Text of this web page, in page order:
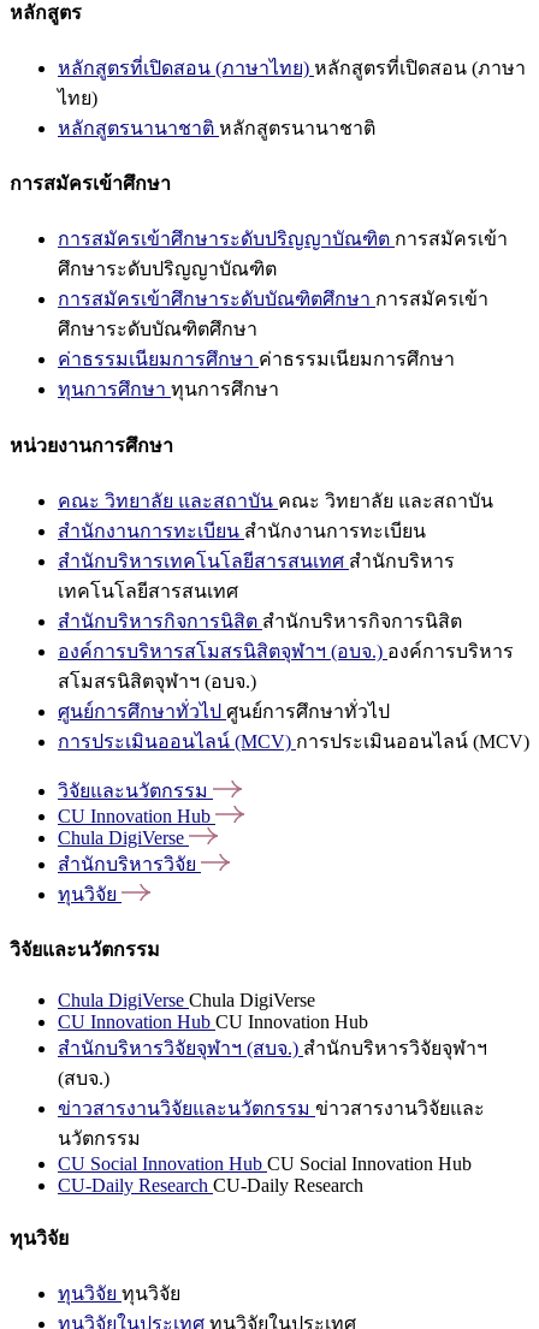
หลักสูตร
หลักสูตรที่เปิดสอน (ภาษาไทย) หลักสูตรที่เปิดสอน (ภาษา
ไทย)
หลักสูตรนานาชาติ หลักสูตรนานาชาติ
การสมัครเข้าศึกษา
การสมัครเข้าศึกษาระดับปริญญาบัณฑิต การสมัครเข้า
ศึกษาระดับปริญญาบัณฑิต
การสมัครเข้าศึกษาระดับบัณฑิตศึกษา การสมัครเข้า
ศึกษาระดับบัณฑิตศึกษา
ค่าธรรมเนียมการศึกษา ค่าธรรมเนียมการศึกษา
ทุนการศึกษา ทุนการศึกษา
หน่วยงานการศึกษา
คณะ วิทยาลัย และสถาบัน คณะ วิทยาลัย และสถาบัน
สำนักงานการทะเบียน สำนักงานการทะเบียน
สำนักบริหารเทคโนโลยีสารสนเทศ สำนักบริหาร
เทคโนโลยีสารสนเทศ
สำนักบริหารกิจการนิสิต สำนักบริหารกิจการนิสิต
องค์การบริหารสโมสรนิสิตจุฬาฯ (อบจ.) องค์การบริหาร
สโมสรนิสิตจุฬาฯ (อบจ.)
ศูนย์การศึกษาทั่วไป ศูนย์การศึกษาทั่วไป
การประเมินออนไลน์ (MCV) การประเมินออนไลน์ (MCV)
วิจัยและนวัตกรรม
CU Innovation Hub
Chula DigiVerse
สำนักบริหารวิจัย
ทุนวิจัย
วิจัยและนวัตกรรม
Chula DigiVerse Chula DigiVerse
CU Innovation Hub CU Innovation Hub
สำนักบริหารวิจัยจุฬาฯ (สบจ.) สำนักบริหารวิจัยจุฬาฯ
(สบจ.)
ข่าวสารงานวิจัยและนวัตกรรม ข่าวสารงานวิจัยและ
นวัตกรรม
CU Social Innovation Hub CU Social Innovation Hub
CU-Daily Research CU-Daily Research
ทุนวิจัย
ทุนวิจัย ทุนวิจัย
ทุนวิจัยในประเทศ ทุนวิจัยในประเทศ